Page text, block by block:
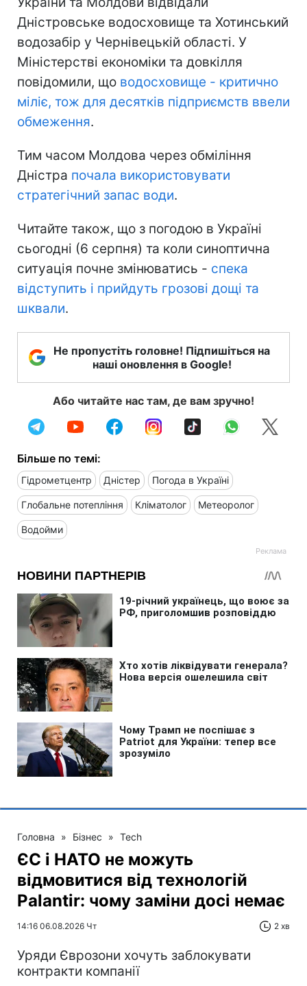
Дністровське водосховище та Хотинський
водозабір у Чернівецькій області. У
Міністерстві економіки та довкілля
повідомили, що водосховище - критично
міліє, тож для десятків підприємств ввели
обмеження.
Тим часом Молдова через обміління
Дністра почала використовувати
стратегічний запас води.
Читайте також, що з погодою в Україні
сьогодні (6 серпня) та коли синоптична
ситуація почне змінюватись - спека
відступить і прийдуть грозові дощі та
шквали.
Не пропустіть головне! Підпишіться на
наші оновлення в Google!
Або читайте нас там, де вам зручно!
Більше по темі:
Гідрометцентр Дністер Погода в Україні
Глобальне потепління Кліматолог Метеоролог
Водойми
Головна » Бізнес » Tech
ЄС і НАТО не можуть
відмовитися від технологій
Palantir: чому заміни досі немає
14:16 06.08.2026 Чт 2 хв
Уряди Єврозони хочуть заблокувати
контракти компанії